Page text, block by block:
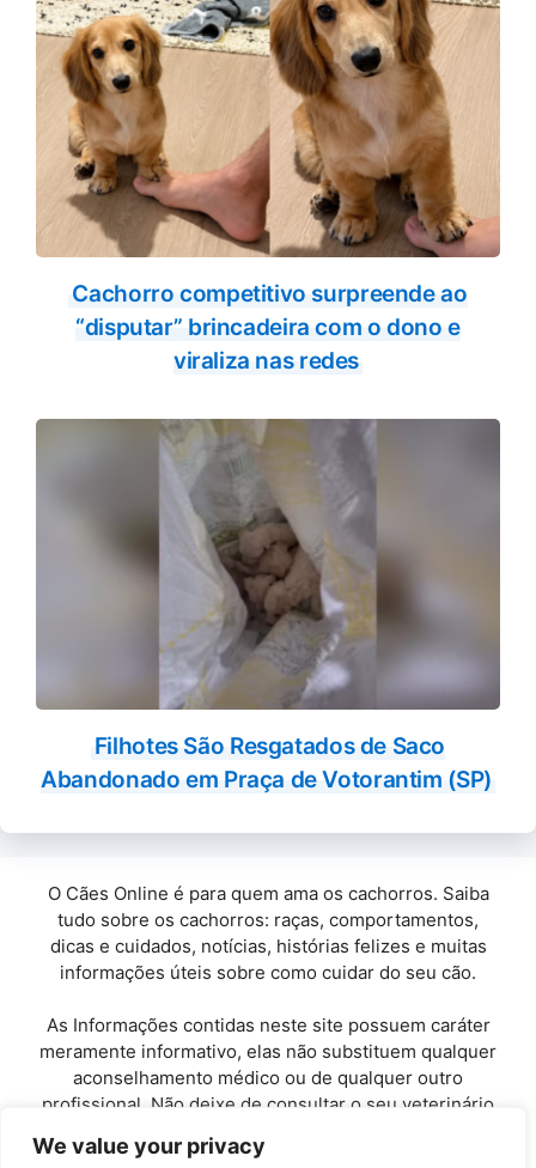
We value your privacy
Cachorro competitivo surpreende ao
“disputar” brincadeira com o dono e
viraliza nas redes
Filhotes São Resgatados de Saco
Abandonado em Praça de Votorantim (SP)
O Cães Online é para quem ama os cachorros. Saiba
tudo sobre os cachorros: raças, comportamentos,
dicas e cuidados, notícias, histórias felizes e muitas
informações úteis sobre como cuidar do seu cão.
As Informações contidas neste site possuem caráter
meramente informativo, elas não substituem qualquer
aconselhamento médico ou de qualquer outro
profissional. Não deixe de consultar o seu veterinário